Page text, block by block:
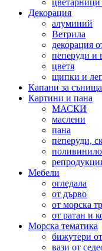
Декорация
алуминий
Ветрила
декорация
пеперуди и
цветя
щипки и
Капани за сънища
Картини и пана
МАСКИ
маслени
пана
пеперуди,
Мебели
огледала
от дърво
от морска
от ратан и
Морска тематика
бижутери
вази от